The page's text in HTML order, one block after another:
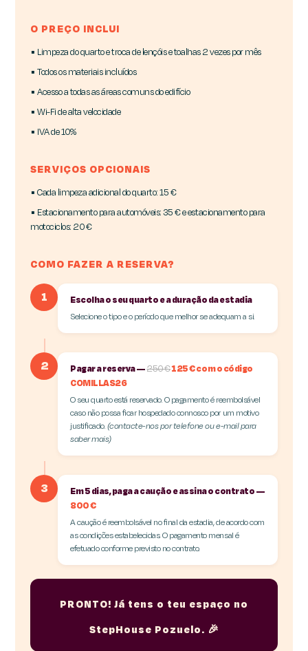
O PREÇO INCLUI
▪ Limpeza do quarto e troca de lençóis e toalhas 2 vezes por mês
▪ Todos os materiais incluídos
▪ Acesso a todas as áreas comuns do edifício
▪ Wi-Fi de alta velocidade
▪ IVA de 10%
SERVIÇOS OPCIONAIS
▪ Cada limpeza adicional do quarto: 15 €
▪ Estacionamento para automóveis: 35 € e estacionamento para
motociclos: 20 €
COMO FAZER A RESERVA?
1
Escolha o seu quarto e a duração da estadia
Selecione o tipo e o período que melhor se adequam a si.
2 Pagar a reserva —250 €125 € com o código
COMILLAS26
O seu quarto está reservado. O pagamento é reembolsável
caso não possa ficar hospedado connosco por um motivo
justificado.(contacte-nos por telefone ou e-mail para
saber mais)
3
Em 5 dias, paga a caução e assina o contrato —
800 €
A caução é reembolsável no final da estadia, de acordo com
as condições estabelecidas. O pagamento mensal é
efetuado conforme previsto no contrato.
PRONTO! Já tens o teu espaço no
StepHouse Pozuelo. 🎉